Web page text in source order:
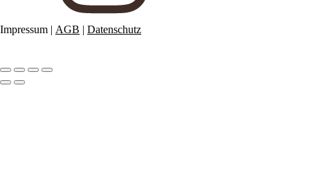
Impressum | AGB | Datenschutz